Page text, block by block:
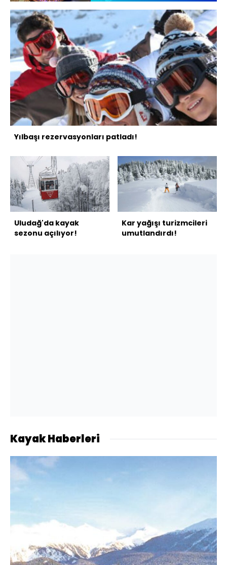
Yılbaşı rezervasyonları patladı!
Uludağ'da kayak
sezonu açılıyor!
Kar yağışı turizmcileri
umutlandırdı!
Kayak Haberleri